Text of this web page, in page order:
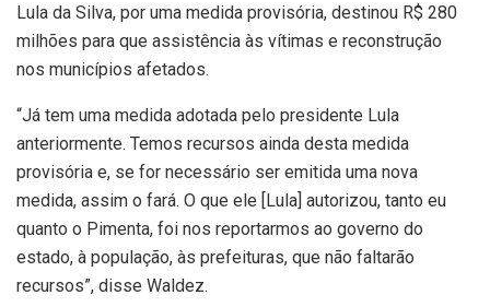
Lula da Silva, por uma medida provisória, destinou R$ 280
milhões para que assistência às vítimas e reconstrução
nos municípios afetados.
“Já tem uma medida adotada pelo presidente Lula
anteriormente. Temos recursos ainda desta medida
provisória e, se for necessário ser emitida uma nova
medida, assim o fará. O que ele [Lula] autorizou, tanto eu
quanto o Pimenta, foi nos reportarmos ao governo do
estado, à população, às prefeituras, que não faltarão
recursos”, disse Waldez.